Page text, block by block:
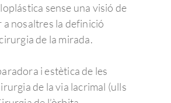
sense una visió de
a nosaltres la definició
de la mirada.
i estètica de les
de la via lacrimal (ulls